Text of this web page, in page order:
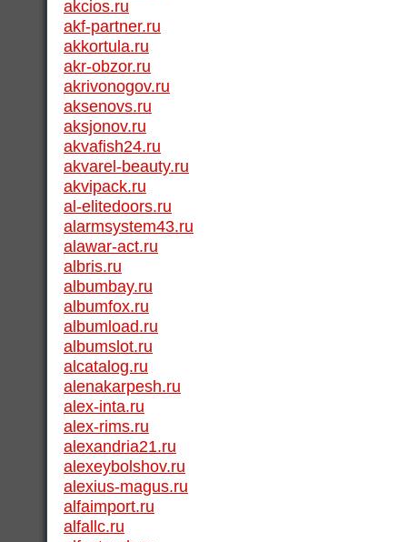
akcios.ru
akf-partner.ru
akkortula.ru
akr-obzor.ru
akrivonogov.ru
aksenovs.ru
aksjonov.ru
akvafish24.ru
akvarel-beauty.ru
akvipack.ru
al-elitedoors.ru
alarmsystem43.ru
alawar-act.ru
albris.ru
albumbay.ru
albumfox.ru
albumload.ru
albumslot.ru
alcatalog.ru
alenakarpesh.ru
alex-inta.ru
alex-rims.ru
alexandria21.ru
alexeybolshov.ru
alexius-magus.ru
alfaimport.ru
alfallc.ru